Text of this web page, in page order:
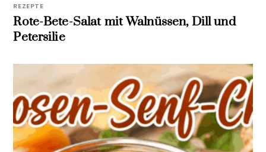
REZEPTE
Rote-Bete-Salat mit Walnüssen, Dill und
Petersilie